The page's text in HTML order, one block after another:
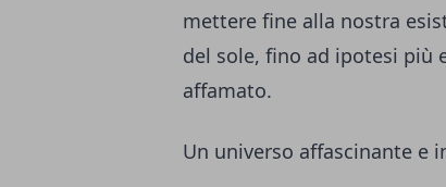
mettere fine alla nostra
del sole, fino ad ipotesi più
affamato.
Un universo affascinante e